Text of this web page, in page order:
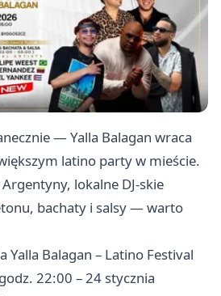
— Yalla Balagan wraca
latino party w mieście.
lokalne DJ‑skie
bachaty i salsy — warto
Yalla Balagan – Latino Festival
22:00 – 24 stycznia